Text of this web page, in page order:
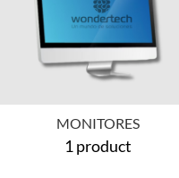
MONITORES
1 product